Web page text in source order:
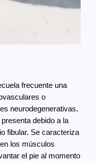
frecuente una
o
neurodegenerativas,
debido a la
fibular. Se caracteriza
los músculos
el pie al momento